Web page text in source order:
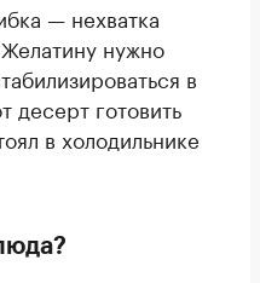
— нехватка
нужно
в
десерт готовить
в холодильнике